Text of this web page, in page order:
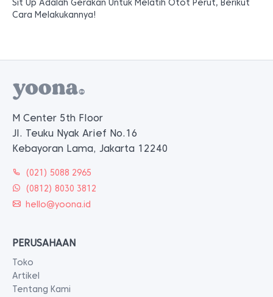
Sit Up Adalah Gerakan Untuk Melatih Otot Perut, Berikut
Cara Melakukannya!
M Center 5th Floor
Jl. Teuku Nyak Arief No.16
Kebayoran Lama, Jakarta 12240
(021) 5088 2965
(0812) 8030 3812
hello@yoona.id
PERUSAHAAN
Toko
Artikel
Tentang Kami